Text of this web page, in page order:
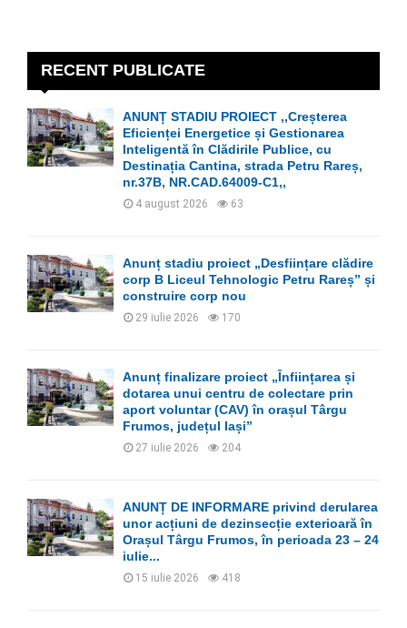
r
:
E
A
C
RECENT PUBLICATE
ANUNȚ STADIU PROIECT ,,Creșterea
Eficienței Energetice și Gestionarea
Inteligentă în Clădirile Publice, cu
Destinația Cantina, strada Petru Rareș,
nr.37B, NR.CAD.64009-C1,,
4 august 2026 63
Anunț stadiu proiect „Desființare clădire
corp B Liceul Tehnologic Petru Rareș” și
construire corp nou
29 iulie 2026 170
Anunț finalizare proiect „Înființarea și
dotarea unui centru de colectare prin
aport voluntar (CAV) în orașul Târgu
Frumos, județul Iași”
27 iulie 2026 204
ANUNȚ DE INFORMARE privind derularea
unor acțiuni de dezinsecție exterioară în
Orașul Târgu Frumos, în perioada 23 – 24
iulie...
15 iulie 2026 418